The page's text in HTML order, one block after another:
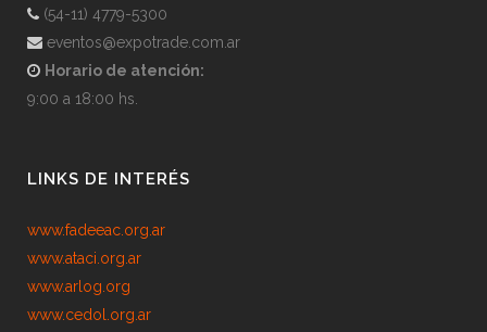
(54-11) 4779-5300
eventos@expotrade.com.ar
Horario de atención:
9:00 a 18:00 hs.
LINKS DE INTERÉS
www.fadeeac.org.ar
www.ataci.org.ar
www.arlog.org
www.cedol.org.ar